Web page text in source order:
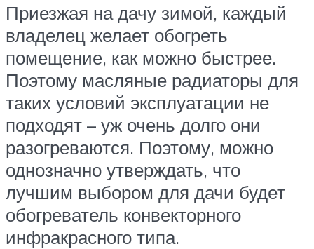
Приезжая на дачу зимой, каждый
владелец желает обогреть
помещение, как можно быстрее.
Поэтому масляные радиаторы для
таких условий эксплуатации не
подходят – уж очень долго они
разогреваются. Поэтому, можно
однозначно утверждать, что
лучшим выбором для дачи будет
обогреватель конвекторного
инфракрасного типа.